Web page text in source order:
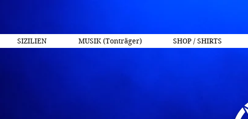
SIZILIEN MUSIK (Tonträger) SHOP / SHIRTS